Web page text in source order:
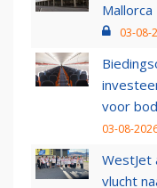
Mallorca
03-08-
voor bod
03-08-
WestJet
vlucht